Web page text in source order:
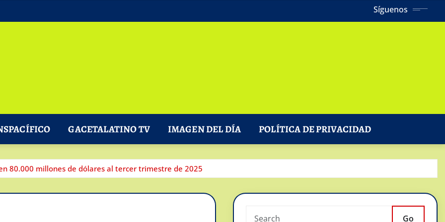
Síguenos
GACETALATINO TV IMAGEN DEL DÍA POLÍTICA DE PRIVACIDAD
80.000 millones de dólares al tercer trimestre de 2025
Go